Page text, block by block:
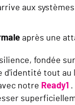
aux
après une
fondée
tout au
notre Ready1 .